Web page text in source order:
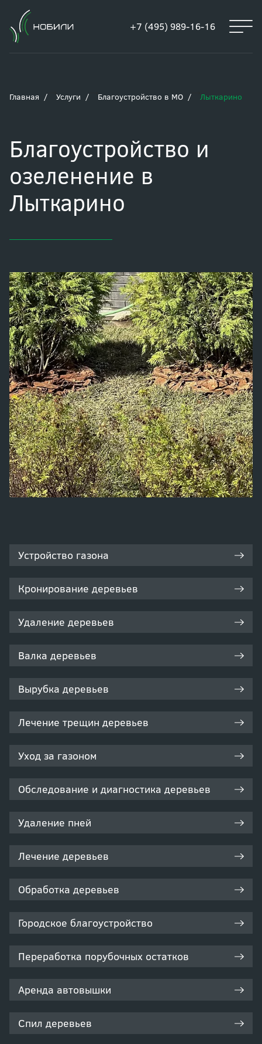
+7 (495) 989-16-16
Главная Услуги Благоустройство в МО Лыткарино
Благоустройство и
озеленение в
Лыткарино
Устройство газона
Кронирование деревьев
Удаление деревьев
Валка деревьев
Вырубка деревьев
Лечение трещин деревьев
Уход за газоном
Обследование и диагностика деревьев
Удаление пней
Лечение деревьев
Обработка деревьев
Городское благоустройство
Переработка порубочных остатков
Аренда автовышки
Спил деревьев